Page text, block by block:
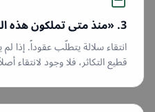
3. «منذ متى تملكون هذه السلالة؟»
انتقاء سلالة يتطلّب عقوداً. إذا
قطيع التكاثر، فلا وجود لانتقاء